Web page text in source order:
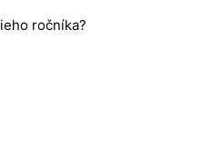
ročníka?